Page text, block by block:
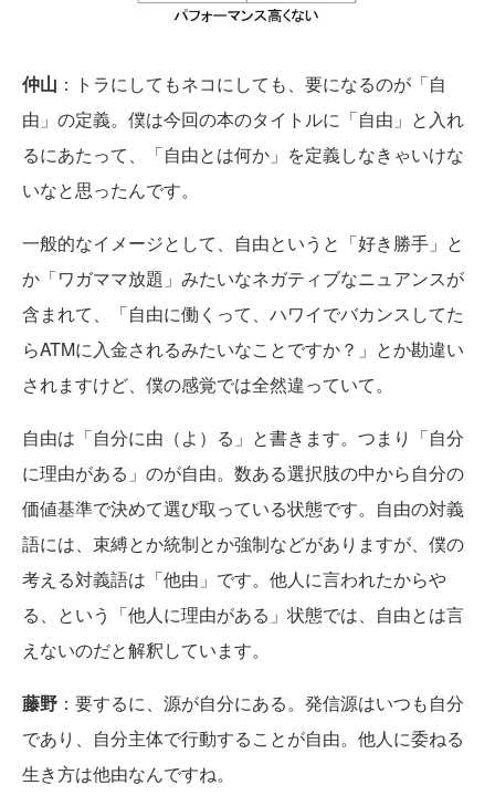
仲山 ：トラにしてもネコにしても、要になるのが「自
由」の定義。僕は今回の本のタイトルに「自由」と入れ
るにあたって、「自由とは何か」を定義しなきゃいけな
いなと思ったんです。
一般的なイメージとして、自由というと「好き勝手」と
か「ワガママ放題」みたいなネガティブなニュアンスが
含まれて、「自由に働くって、ハワイでバカンスしてた
らATMに入金されるみたいなことですか？」とか勘違い
されますけど、僕の感覚では全然違っていて。
自由は「自分に由（よ）る」と書きます。つまり「自分
に理由がある」のが自由。数ある選択肢の中から自分の
価値基準で決めて選び取っている状態です。自由の対義
語には、束縛とか統制とか強制などがありますが、僕の
考える対義語は「他由」です。他人に言われたからや
る、という「他人に理由がある」状態では、自由とは言
えないのだと解釈しています。
藤野 ：要するに、源が自分にある。発信源はいつも自分
であり、自分主体で行動することが自由。他人に委ねる
生き方は他由なんですね。